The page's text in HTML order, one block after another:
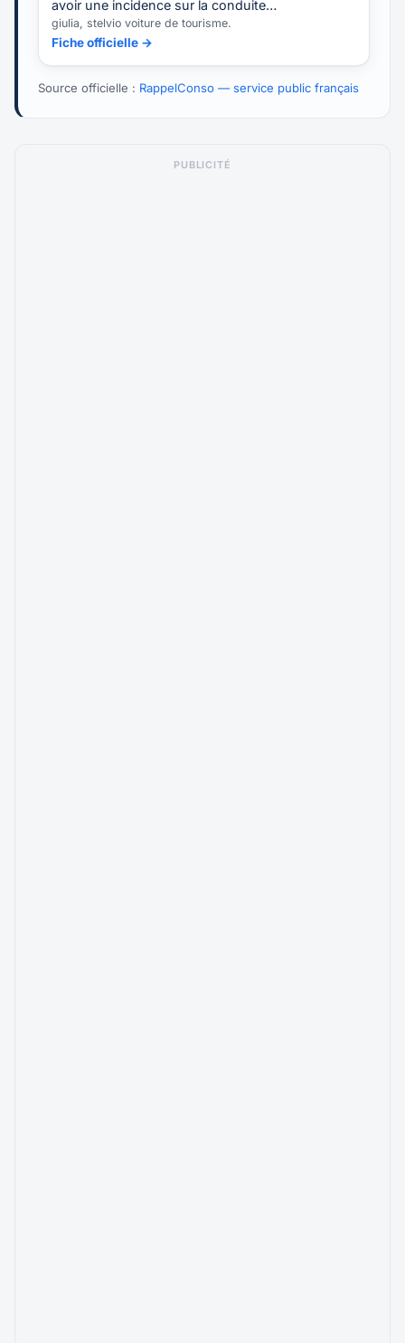
avoir une incidence sur la conduite…
giulia, stelvio voiture de tourisme.
Fiche officielle →
Source officielle : RappelConso — service public français
PUBLICITÉ